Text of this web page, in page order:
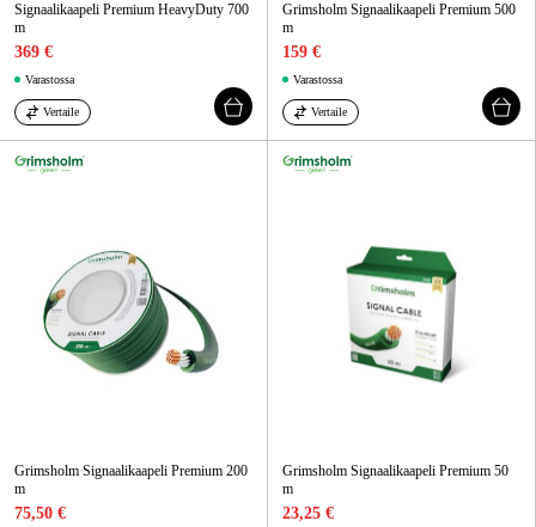
Signaalikaapeli Premium HeavyDuty 700
m
369 €
Varastossa
Vertaile
Grimsholm Signaalikaapeli Premium 500
m
159 €
Varastossa
Vertaile
Grimsholm Signaalikaapeli Premium 200
m
75,50 €
Grimsholm Signaalikaapeli Premium 50
m
23,25 €